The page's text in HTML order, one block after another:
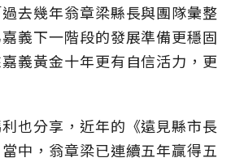
去幾年翁章梁縣長與團隊彙整
義下一階段的發展準備更穩固
義黃金十年更有自信活力，更
也分享，近年的《遠見縣市長
中，翁章梁已連續五年贏得五